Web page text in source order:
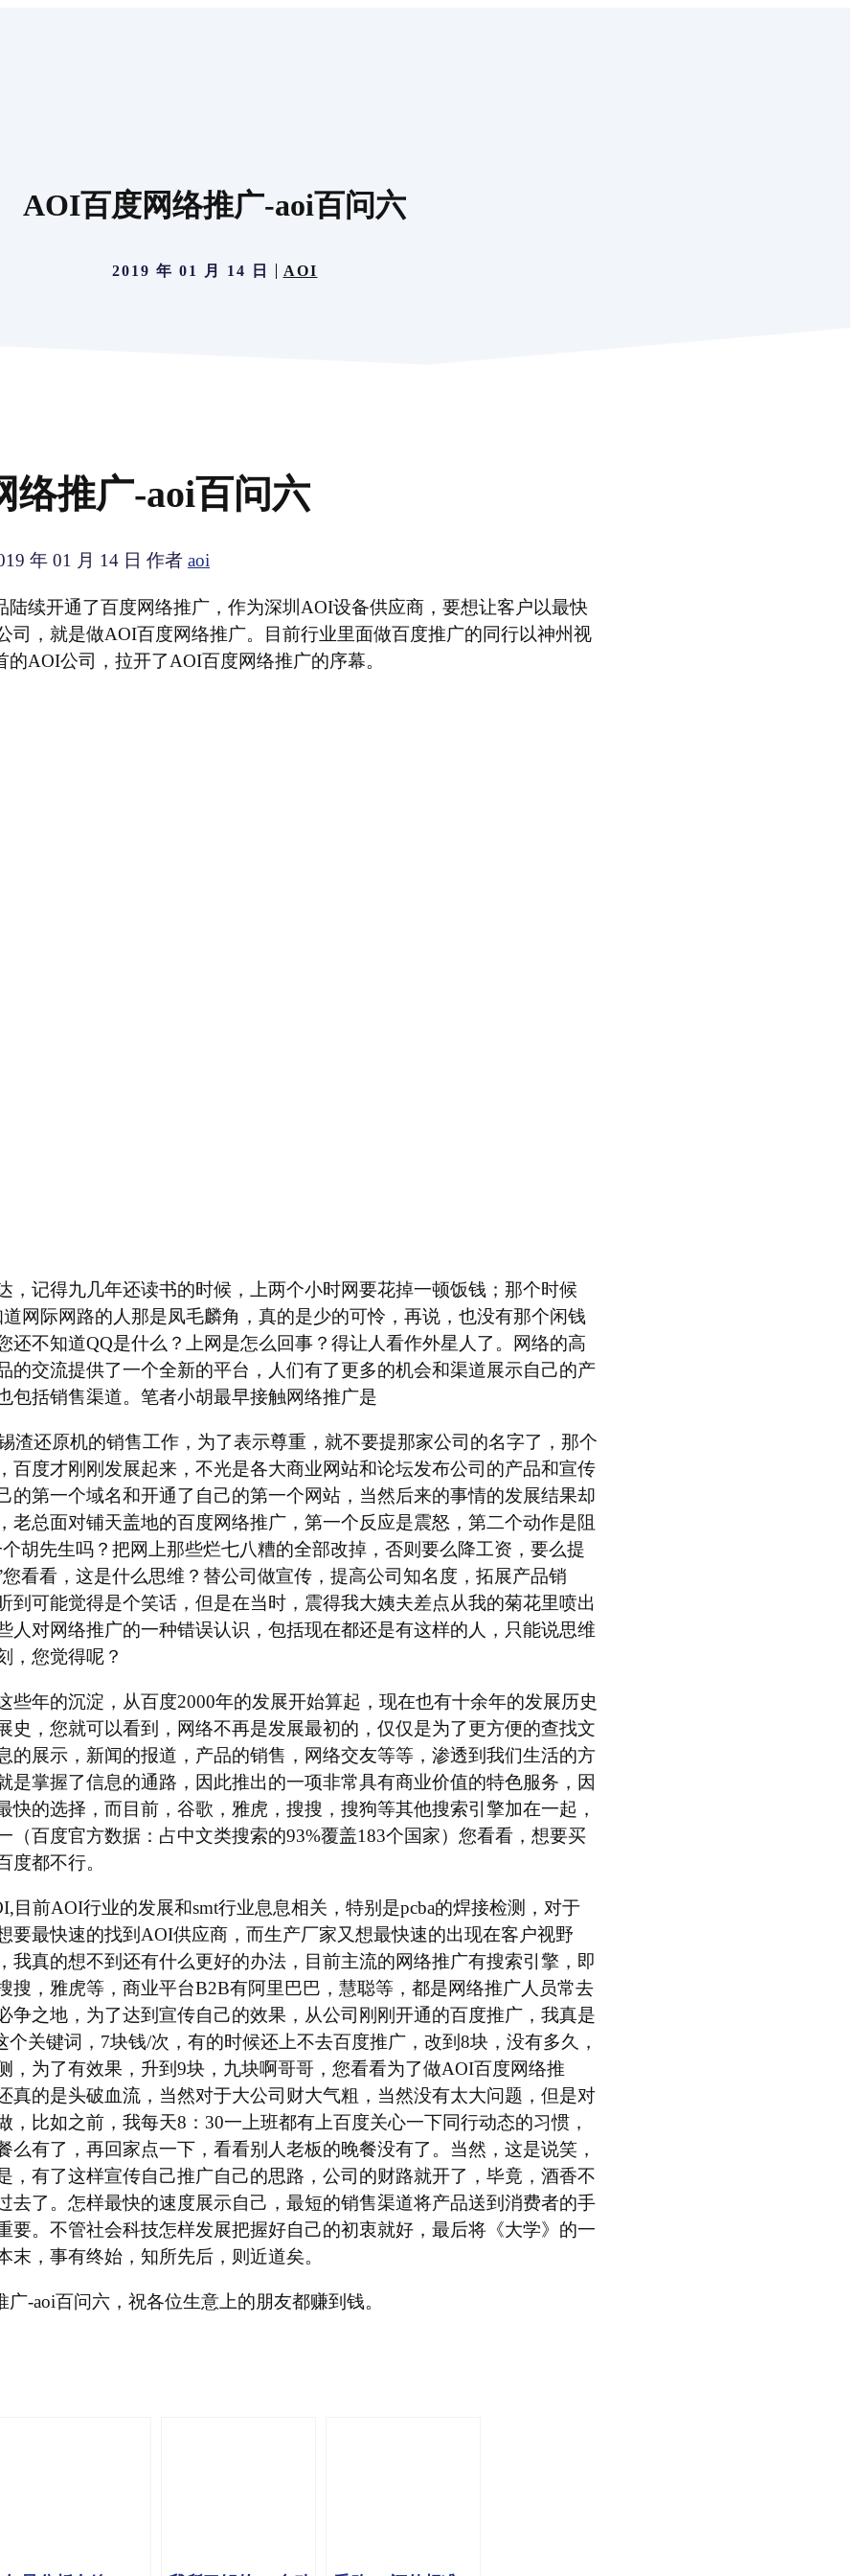
AOI百度网络推广-aoi百问六
2019 年 01 月 14 日 AOI
络推广-aoi百问六
年 01 月 14 日 作者 aoi
陆续开通了百度网络推广，作为深圳AOI设备供应商，要想让客户以最快
司，就是做AOI百度网络推广。目前行业里面做百度推广的同行以神州视
的AOI公司，拉开了AOI百度网络推广的序幕。
，记得九几年还读书的时候，上两个小时网要花掉一顿饭钱；那个时候
网际网路的人那是凤毛麟角，真的是少的可怜，再说，也没有那个闲钱
还不知道QQ是什么？上网是怎么回事？得让人看作外星人了。网络的高
的交流提供了一个全新的平台，人们有了更多的机会和渠道展示自己的产
包括销售渠道。笔者小胡最早接触网络推广是
渣还原机的销售工作，为了表示尊重，就不要提那家公司的名字了，那个
百度才刚刚发展起来，不光是各大商业网站和论坛发布公司的产品和宣传
的第一个域名和开通了自己的第一个网站，当然后来的事情的发展结果却
老总面对铺天盖地的百度网络推广，第一个反应是震怒，第二个动作是阻
胡先生吗？把网上那些烂七八糟的全部改掉，否则要么降工资，要么提
看看，这是什么思维？替公司做宣传，提高公司知名度，拓展产品销
到可能觉得是个笑话，但是在当时，震得我大姨夫差点从我的菊花里喷出
人对网络推广的一种错误认识，包括现在都还是有这样的人，只能说思维
，您觉得呢？
些年的沉淀，从百度2000年的发展开始算起，现在也有十余年的发展历史
史，您就可以看到，网络不再是发展最初的，仅仅是为了更方便的查找文
的展示，新闻的报道，产品的销售，网络交友等等，渗透到我们生活的方
是掌握了信息的通路，因此推出的一项非常具有商业价值的特色服务，因
快的选择，而目前，谷歌，雅虎，搜搜，搜狗等其他搜索引擎加在一起，
（百度官方数据：占中文类搜索的93%覆盖183个国家）您看看，想要买
度都不行。
目前AOI行业的发展和smt行业息息相关，特别是pcba的焊接检测，对于
要最快速的找到AOI供应商，而生产厂家又想最快速的出现在客户视野
我真的想不到还有什么更好的办法，目前主流的网络推广有搜索引擎，即
搜，雅虎等，商业平台B2B有阿里巴巴，慧聪等，都是网络推广人员常去
争之地，为了达到宣传自己的效果，从公司刚刚开通的百度推广，我真是
关键词，7块钱/次，有的时候还上不去百度推广，改到8块，没有多久，
，为了有效果，升到9块，九块啊哥哥，您看看为了做AOI百度网络推
真的是头破血流，当然对于大公司财大气粗，当然没有太大问题，但是对
，比如之前，我每天8：30一上班都有上百度关心一下同行动态的习惯，
么有了，再回家点一下，看看别人老板的晚餐没有了。当然，这是说笑，
，有了这样宣传自己推广自己的思路，公司的财路就开了，毕竟，酒香不
去了。怎样最快的速度展示自己，最短的销售渠道将产品送到消费者的手
要。不管社会科技怎样发展把握好自己的初衷就好，最后将《大学》的一
末，事有终始，知所先后，则近道矣。
-aoi百问六，祝各位生意上的朋友都赚到钱。